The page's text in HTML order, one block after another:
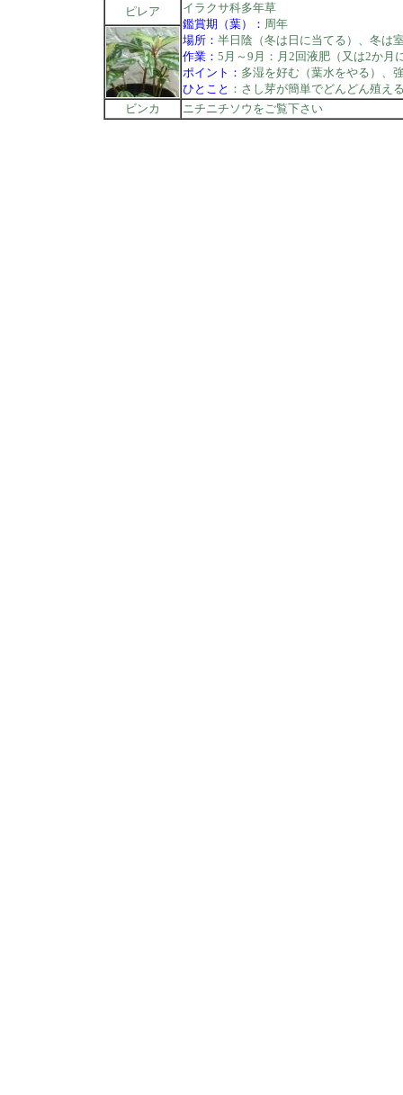
ピレア
イラクサ科多年草
鑑賞期（葉）： 周年
場所： 半日陰（冬は日に当てる）、冬は
作業： 5月～9月：月2回液肥（又は2か月
ポイント： 多湿を好む（葉水をやる）、
ひとこと ：さし芽が簡単でどんどん殖え
ビンカ
ニチニチソウをご覧下さい